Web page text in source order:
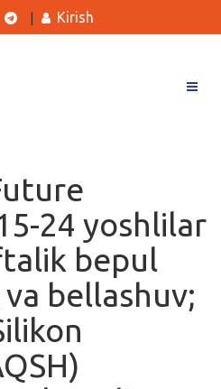
Kirish
24 yoshlilar
bepul
bellashuv;